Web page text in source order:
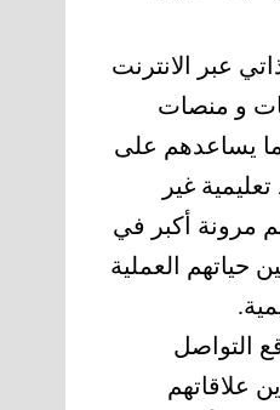
عبر الانترنت
و منصات
يساعدهم على
غير
مرونة أكبر في
حياتهم العملية
التواصل
علاقاتهم